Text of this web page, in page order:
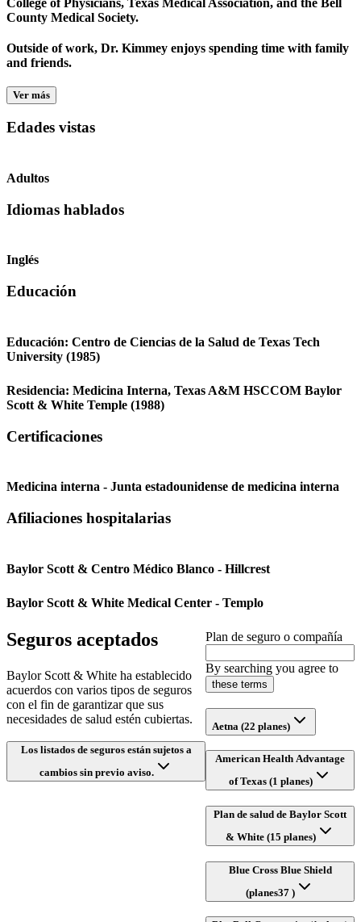
County Medical Society.
Outside of work, Dr. Kimmey enjoys spending time with family
and friends.
Ver más
Edades vistas
Adultos
Idiomas hablados
Inglés
Educación
Educación: Centro de Ciencias de la Salud de Texas Tech
University (1985)
Residencia: Medicina Interna, Texas A&M HSCCOM Baylor
Scott & White Temple (1988)
Certificaciones
Medicina interna - Junta estadounidense de medicina interna
Afiliaciones hospitalarias
Baylor Scott & Centro Médico Blanco - Hillcrest
Baylor Scott & White Medical Center - Templo
Seguros aceptados
Baylor Scott & White ha establecido
acuerdos con varios tipos de seguros
con el fin de garantizar que sus
necesidades de salud estén cubiertas.
Los listados de seguros están sujetos a
cambios sin previo aviso.
Plan de seguro o compañía
By searching you agree to
these terms
Aetna (22 planes)
American Health Advantage
of Texas (1 planes)
Plan de salud de Baylor Scott
& White (15 planes)
Blue Cross Blue Shield
(planes37 )